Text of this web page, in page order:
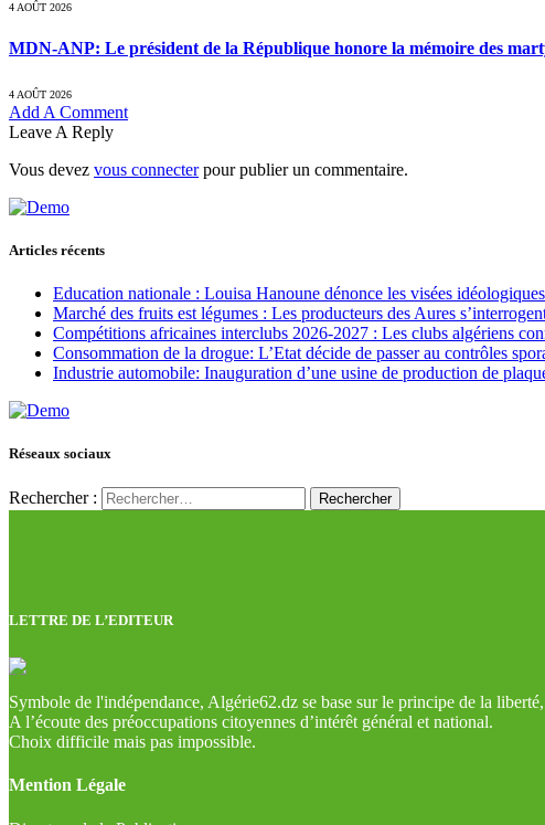
4 AOÛT 2026
MDN-ANP: Le président de la République honore la mémoire des
4 AOÛT 2026
Add A Comment
Leave A Reply
Vous devez vous connecterpour publier un commentaire.
Articles récents
Education nationale : Louisa Hanoune dénonce les visées
Marché des fruits est légumes : Les producteurs des Aures
Compétitions africaines interclubs 2026-2027 : Les clubs algériens
Consommation de la drogue: L’Etat décide de passer au contrôles
Industrie automobile: Inauguration d’une usine de production de
Réseaux sociaux
Rechercher :
LETTRE DE L’EDITEUR
Symbole de l'indépendance, Algérie62.dz se base sur le principe de la
A l’écoute des préoccupations citoyennes d’intérêt général et national.
Choix difficile mais pas impossible.
Mention Légale